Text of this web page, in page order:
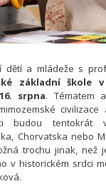
dětí a mládeže s
základní škole
srpna. Tématem
civilizace
budou
Chorvatska nebo
trochu jinak, než
v historickém srdci